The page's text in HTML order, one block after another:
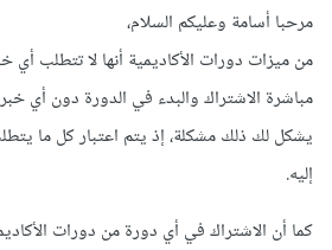
مرحبا أسامة وعليكم السلام،
من ميزات دورات الأكاديمية أنها لا تتطلب أي
مباشرة الاشتراك والبدء في الدورة دون أي
يشكل لك ذلك مشكلة، إذ يتم اعتبار كل ما
إليه.
كما أن الاشتراك في أي دورة من دورات